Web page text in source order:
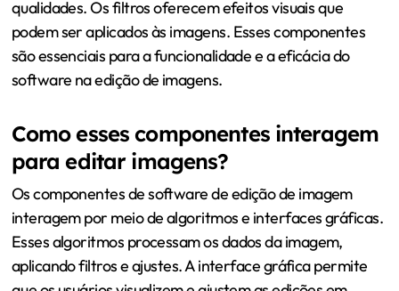
qualidades. Os filtros oferecem efeitos visuais que
podem ser aplicados às imagens. Esses componentes
são essenciais para a funcionalidade e a eficácia do
software na edição de imagens.
Como esses componentes interagem
para editar imagens?
Os componentes de software de edição de imagem
interagem por meio de algoritmos e interfaces gráficas.
Esses algoritmos processam os dados da imagem,
aplicando filtros e ajustes. A interface gráfica permite